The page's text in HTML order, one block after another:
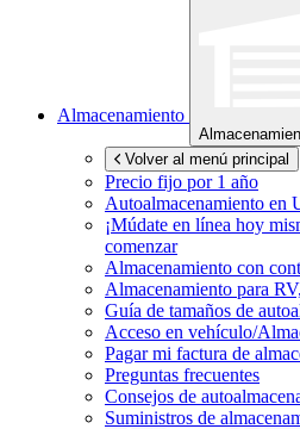
Almacenamiento
Volver al menú principal
Precio fijo por 1 año
Autoalmacenamiento en
¡Múdate en línea hoy
comenzar
Almacenamiento con
Almacenamiento para
Guía de tamaños de
Acceso en vehículo/
Pagar mi factura de
Preguntas frecuentes
Consejos de
Suministros de